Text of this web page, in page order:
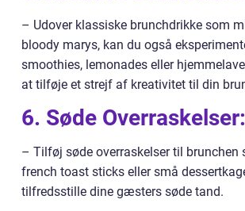
– Udover klassiske brunchdrikke som
bloody marys, kan du også
smoothies, lemonades eller
at tilføje et strejf af kreativitet til din
6. Søde Overraskelser:
– Tilføj søde overraskelser til brunchen
french toast sticks eller små
tilfredsstille dine gæsters søde tand.